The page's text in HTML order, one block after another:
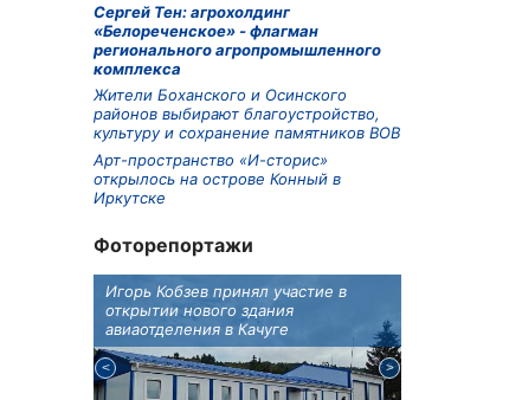
Сергей Тен: агрохолдинг
«Белореченское» - флагман
регионального агропромышленного
комплекса
Жители Боханского и Осинского
районов выбирают благоустройство,
культуру и сохранение памятников ВОВ
Арт-пространство «И-сторис»
открылось на острове Конный в
Иркутске
Фоторепортажи
Игорь Кобзев принял участие в
открытии нового здания
авиаотделения в Качуге